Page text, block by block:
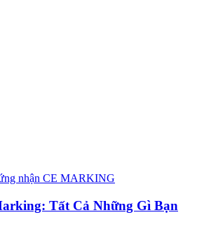
nhận CE MARKING
Tất Cả Những Gì Bạn